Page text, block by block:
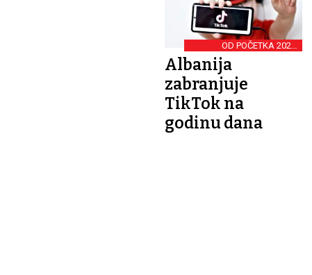
OD POČETKA 2025.
GODINE
Albanija
zabranjuje
TikTok na
godinu dana